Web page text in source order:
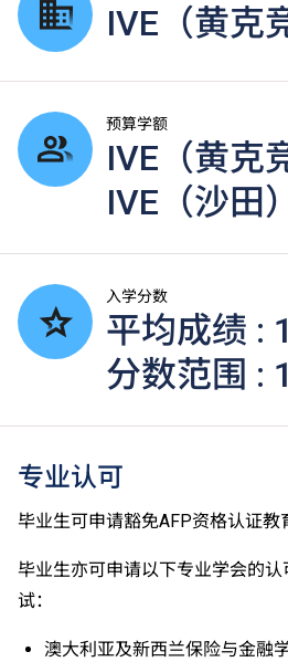
IVE（黄克
预算学额
IVE（黄克
IVE（沙田
入学分数
平均成绩 :
分数范围 :
专业认可
毕业生可申请豁免AFP资格认证教
毕业生亦可申请以下专业学会的
试：
澳大利亚及新西兰保险与金融